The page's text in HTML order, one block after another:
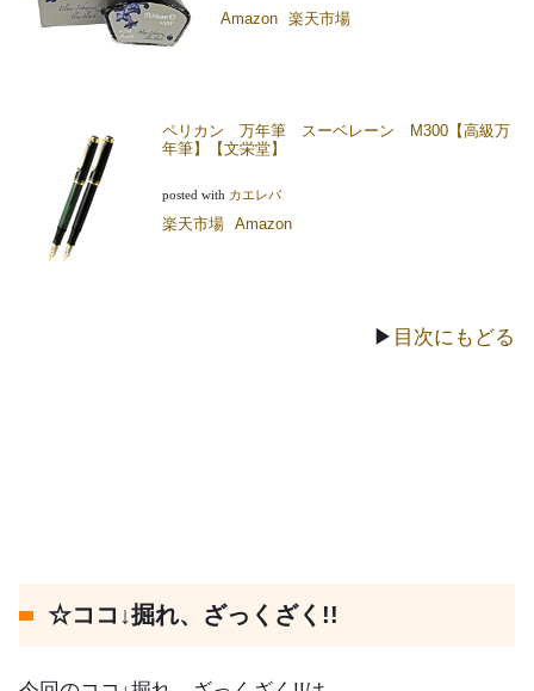
Amazon 楽天市場
ペリカン 万年筆 スーベレーン M300【高級万
年筆】【文栄堂】
posted with カエレバ
楽天市場 Amazon
▶ 目次にもどる
☆ココ↓掘れ、ざっくざく!!